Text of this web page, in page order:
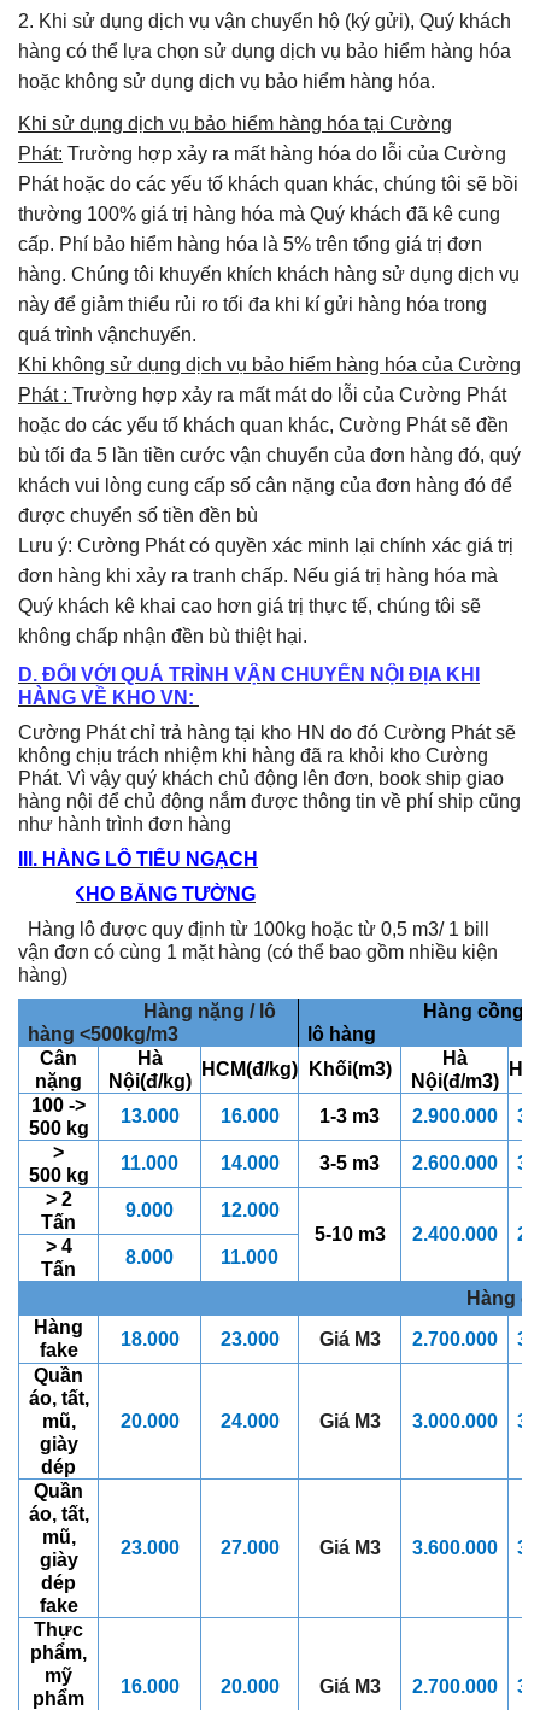
2. Khi sử dụng dịch vụ vận chuyển hộ (ký gửi), Quý khách
hàng có thể lựa chọn sử dụng dịch vụ bảo hiểm hàng hóa
hoặc không sử dụng dịch vụ bảo hiểm hàng hóa.
Khi sử dụng dịch vụ bảo hiểm hàng hóa tại Cường
Phát: Trường hợp xảy ra mất hàng hóa do lỗi của Cường
Phát hoặc do các yếu tố khách quan khác, chúng tôi sẽ bồi
thường 100% giá trị hàng hóa mà Quý khách đã kê cung
cấp. Phí bảo hiểm hàng hóa là 5% trên tổng giá trị đơn
hàng. Chúng tôi khuyến khích khách hàng sử dụng dịch vụ
này để giảm thiểu rủi ro tối đa khi kí gửi hàng hóa trong
quá trình vậnchuyển.
Khi không sử dụng dịch vụ bảo hiểm hàng hóa của Cường
Phát : Trường hợp xảy ra mất mát do lỗi của Cường Phát
hoặc do các yếu tố khách quan khác, Cường Phát sẽ đền
bù tối đa 5 lần tiền cước vận chuyển của đơn hàng đó, quý
khách vui lòng cung cấp số cân nặng của đơn hàng đó để
được chuyển số tiền đền bù
Lưu ý: Cường Phát có quyền xác minh lại chính xác giá trị
đơn hàng khi xảy ra tranh chấp. Nếu giá trị hàng hóa mà
Quý khách kê khai cao hơn giá trị thực tế, chúng tôi sẽ
không chấp nhận đền bù thiệt hại.
D. ĐỐI VỚI QUÁ TRÌNH VẬN CHUYỂN NỘI ĐỊA KHI
HÀNG VỀ KHO VN:
Cường Phát chỉ trả hàng tại kho HN do đó Cường Phát sẽ
không chịu trách nhiệm khi hàng đã ra khỏi kho Cường
Phát. Vì vậy quý khách chủ động lên đơn, book ship giao
hàng nội để chủ động nắm được thông tin về phí ship cũng
như hành trình đơn hàng
III. HÀNG LÔ TIỂU NGẠCH
A. KHO BẰNG TƯỜNG
Hàng lô được quy định từ 100kg hoặc từ 0,5 m3/ 1 bill
vận đơn có cùng 1 mặt hàng (có thể bao gồm nhiều kiện
hàng)
Hàng nặng / lô
hàng <500kg/m3
Hàng cồng
lô hàng
Cân
nặng
Hà
Nội(đ/kg)
HCM(đ/kg) Khối(m3)
Hà
Nội(đ/m3)
100 ->
500 kg
13.000 16.000 1-3 m3 2.900.000
>
500 kg
11.000 14.000 3-5 m3 2.600.000
> 2
Tấn
9.000
12.000
5-10 m3 2.400.000
> 4
Tấn
8.000
11.000
Hàng đặc
Hàng
fake
18.000 23.000 Giá M3 2.700.000
Quần
áo, tất,
mũ,
giày
dép
20.000 24.000 Giá M3 3.000.000
Quần
áo, tất,
mũ,
giày
dép
fake
23.000 27.000 Giá M3 3.600.000
Thực
phẩm,
mỹ
phẩm
16.000 20.000 Giá M3 2.700.000 3